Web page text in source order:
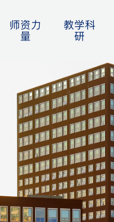
师资力
量
教学科
研